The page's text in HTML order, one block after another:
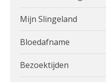
Mijn Slingeland
Bloedafname
Bezoektijden